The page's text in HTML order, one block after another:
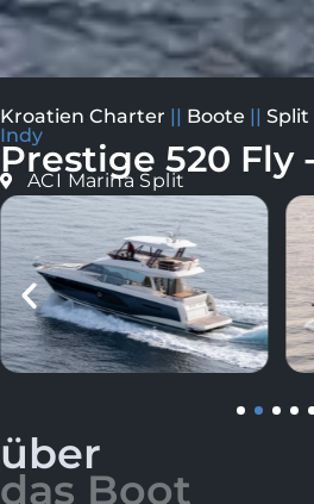
Kroatien Charter || Boote ||Split
Indy
Prestige 520 Fly
ACI Marina Split
über
das Boot